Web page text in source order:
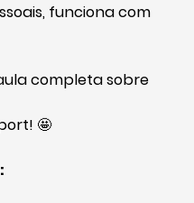
funciona com
completa sobre
🤩